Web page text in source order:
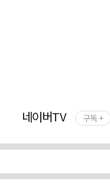
네이버TV 구독 +